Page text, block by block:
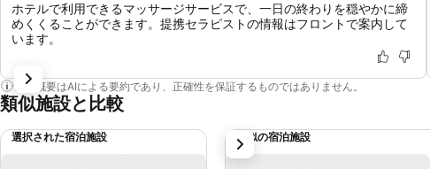
ホテルで利用できるマッサージサービスで、一日の終わりを穏やかに締
めくくることができます。提携セラピストの情報はフロントで案内して
います。
この概要はAIによる要約であり、正確性を保証するものではありません。
類似施設と比較
選択された宿泊施設 類似の宿泊施設
次